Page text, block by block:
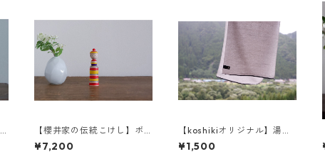
【櫻井家の伝統こけし】ボ
ンボンニット帽 8-a〈イタ
ヤカエデ〉
¥7,200
【koshikiオリジナル】湯め
ぐりタオル
¥1,500